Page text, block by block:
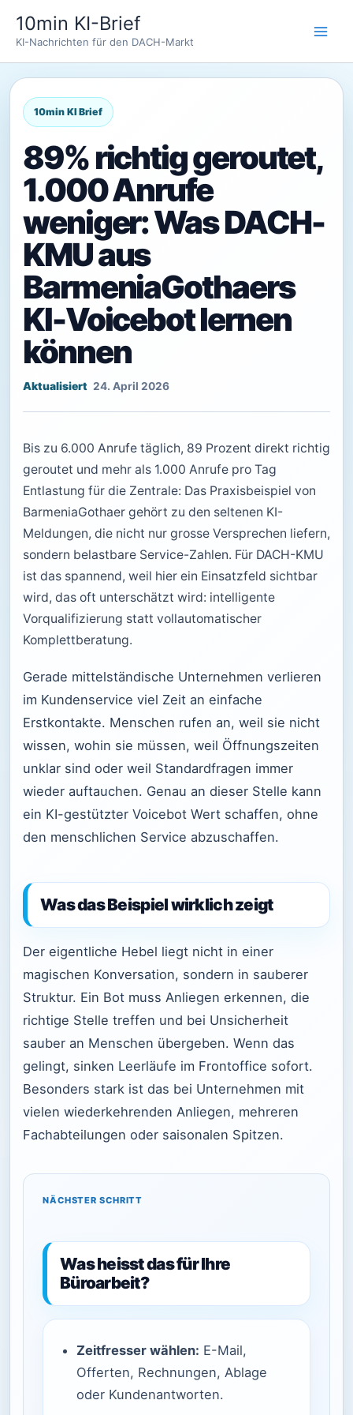
Inhalt
springen
10min KI-Brief
KI-Nachrichten für den DACH-Markt
89% richtig geroutet,
1.000 Anrufe
weniger: Was DACH-
KMU aus
BarmeniaGothaers
KI-Voicebot lernen
können
24. April 2026
Bis zu 6.000 Anrufe täglich, 89 Prozent direkt richtig
geroutet und mehr als 1.000 Anrufe pro Tag
Entlastung für die Zentrale: Das Praxisbeispiel von
BarmeniaGothaer gehört zu den seltenen KI-
Meldungen, die nicht nur grosse Versprechen liefern,
sondern belastbare Service-Zahlen. Für DACH-KMU
ist das spannend, weil hier ein Einsatzfeld sichtbar
wird, das oft unterschätzt wird: intelligente
Vorqualifizierung statt vollautomatischer
Komplettberatung.
Gerade mittelständische Unternehmen verlieren
im Kundenservice viel Zeit an einfache
Erstkontakte. Menschen rufen an, weil sie nicht
wissen, wohin sie müssen, weil Öffnungszeiten
unklar sind oder weil Standardfragen immer
wieder auftauchen. Genau an dieser Stelle kann
ein KI-gestützter Voicebot Wert schaffen, ohne
den menschlichen Service abzuschaffen.
Was das Beispiel wirklich zeigt
Der eigentliche Hebel liegt nicht in einer
magischen Konversation, sondern in sauberer
Struktur. Ein Bot muss Anliegen erkennen, die
richtige Stelle treffen und bei Unsicherheit
sauber an Menschen übergeben. Wenn das
gelingt, sinken Leerläufe im Frontoffice sofort.
Besonders stark ist das bei Unternehmen mit
vielen wiederkehrenden Anliegen, mehreren
Fachabteilungen oder saisonalen Spitzen.
NÄCHSTER SCHRITT
Was heisst das für Ihre
Büroarbeit?
Zeitfresser wählen: E-Mail,
Offerten, Rechnungen, Ablage
oder Kundenantworten.